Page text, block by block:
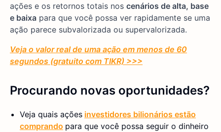
ações e os retornos totais nos cenários de alta, base
e baixa para que você possa ver rapidamente se uma
ação parece subvalorizada ou supervalorizada.
Veja o valor real de uma ação em menos de 60
segundos (gratuito com TIKR) >>>
Procurando novas oportunidades?
Veja quais ações investidores bilionários estão
comprando para que você possa seguir o dinheiro